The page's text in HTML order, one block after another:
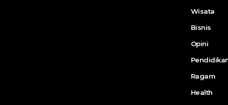
Wisata
Bisnis
Opini
Ragam
Health